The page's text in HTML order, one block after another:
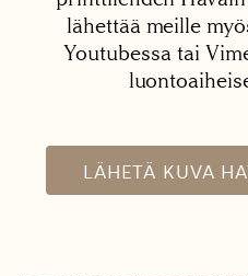
lähettää meille
Youtubessa tai
LÄHETÄ KUVA